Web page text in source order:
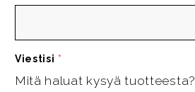
Viestisi *
Mitä haluat kysyä tuotteesta?